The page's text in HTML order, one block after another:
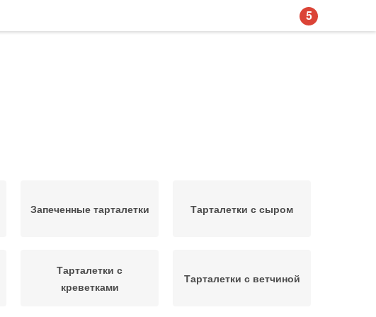
Запеченные тарталетки Тарталетки с сыром
Тарталетки с
креветками
Тарталетки с ветчиной
5